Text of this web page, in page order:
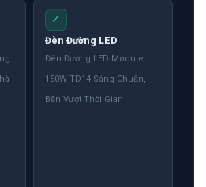
✓
Đèn Đường LED
Đèn Đường LED Module
150W TD14 Sáng Chuẩn,
Bền Vượt Thời Gian